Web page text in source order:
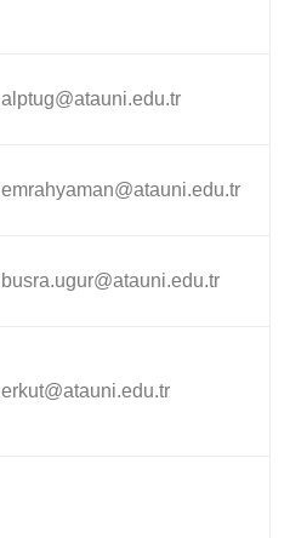
alptug@atauni.edu.tr
emrahyaman@atauni.edu.tr
busra.ugur@atauni.edu.tr
erkut@atauni.edu.tr